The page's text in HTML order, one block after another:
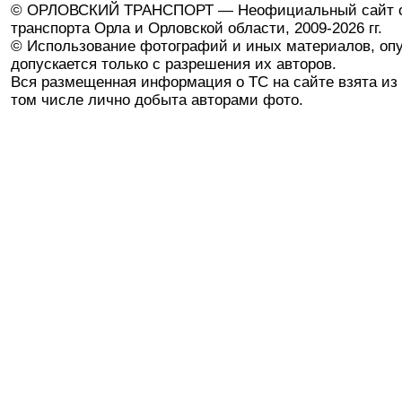
© ОРЛОВСКИЙ ТРАНСПОРТ — Неофициальный сайт
транспорта Орла и Орловской области, 2009-2026 гг.
© Использование фотографий и иных материалов,
допускается только с разрешения их авторов.
Вся размещенная информация о ТС на сайте взята из
том числе лично добыта авторами фото.